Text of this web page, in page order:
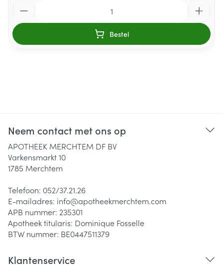
Bestel
Neem contact met ons op
APOTHEEK MERCHTEM DF BV
Varkensmarkt 10
1785 Merchtem
Telefoon: 052/37.21.26
E-mailadres: info@apotheekmerchtem.com
APB nummer: 235301
Apotheek titularis: Dominique Fosselle
BTW nummer: BE0447511379
Klantenservice